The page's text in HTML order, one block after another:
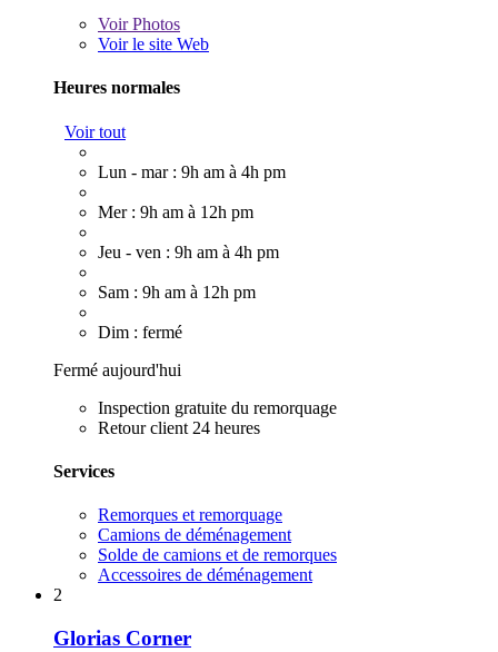
VoirPhotos
Voir le site Web
Heures normales
Voir tout
Lun - mar : 9h am à 4h pm
Mer : 9h am à 12h pm
Jeu - ven : 9h am à 4h pm
Sam : 9h am à 12h pm
Dim : fermé
Fermé aujourd'hui
Inspection gratuite du remorquage
Retour client 24 heures
Services
Remorques et remorquage
Camions de déménagement
Solde de camions et de remorques
Accessoires de déménagement
2
Glorias Corner